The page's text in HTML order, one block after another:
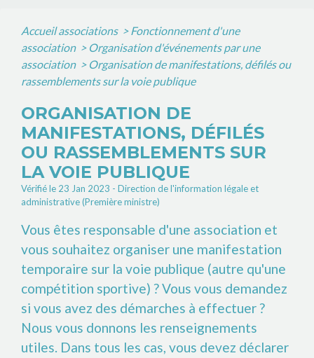
Accueil associations > Fonctionnement d'une
association > Organisation d'événements par une
association > Organisation de manifestations, défilés ou
rassemblements sur la voie publique
ORGANISATION DE
MANIFESTATIONS, DÉFILÉS
OU RASSEMBLEMENTS SUR
LA VOIE PUBLIQUE
Vérifié le 23 Jan 2023 - Direction de l'information légale et
administrative (Première ministre)
Vous êtes responsable d'une association et
vous souhaitez organiser une manifestation
temporaire sur la voie publique (autre qu'une
compétition sportive) ? Vous vous demandez
si vous avez des démarches à effectuer ?
Nous vous donnons les renseignements
utiles. Dans tous les cas, vous devez déclarer